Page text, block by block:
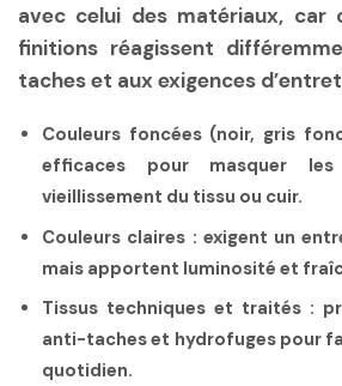
avec celui des matériaux, car
finitions réagissent
taches et aux exigences
Couleurs foncées (noir, gris
efficaces pour masquer
vieillissement du tissu ou cuir.
Couleurs claires : exigent un
mais apportent luminosité et
Tissus techniques et traités :
anti-taches et hydrofuges pour
quotidien.